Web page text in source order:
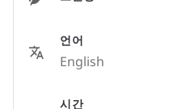
언어
English
시간